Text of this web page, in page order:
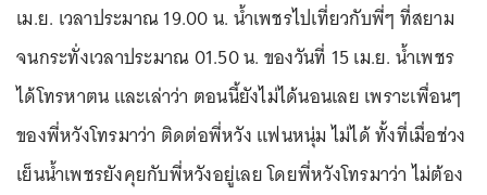
เม.ย. เวลาประมาณ 19.00 น. น้ำเพชรไปเที่ยวกับพี่ๆ ที่สยาม
จนกระทั่งเวลาประมาณ 01.50 น. ของวันที่ 15 เม.ย. น้ำเพชร
ได้โทรหาตน และเล่าว่า ตอนนี้ยังไม่ได้นอนเลย เพราะเพื่อนๆ
ของพี่หวังโทรมาว่า ติดต่อพี่หวัง แฟนหนุ่ม ไม่ได้ ทั้งที่เมื่อช่วง
เย็นน้ำเพชรยังคุยกับพี่หวังอยู่เลย โดยพี่หวังโทรมาว่า ไม่ต้อง